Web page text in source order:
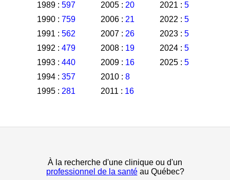
1989 : 597
1990 : 759
1991 : 562
1992 : 479
1993 : 440
1994 : 357
1995 : 281
2005 : 20
2006 : 21
2007 : 26
2008 : 19
2009 : 16
2010 : 8
2011 : 16
2021 : 5
2022 : 5
2023 : 5
2024 : 5
2025 : 5
À la recherche d'une clinique ou d'un
professionnel de la santéau Québec?